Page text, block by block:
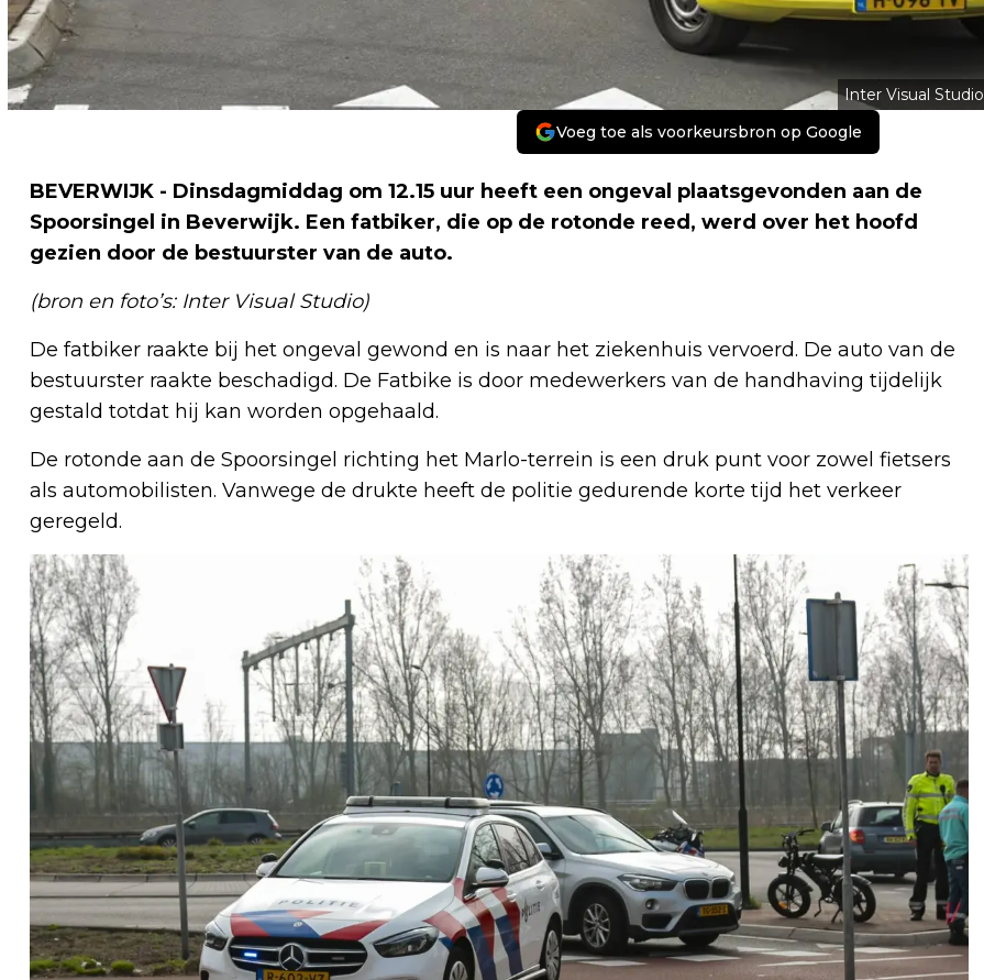
Inter Visual Studio
Voeg toe als voorkeursbron op Google
BEVERWIJK - Dinsdagmiddag om 12.15 uur heeft een ongeval plaatsgevonden aan de
Spoorsingel in Beverwijk. Een fatbiker, die op de rotonde reed, werd over het hoofd
gezien door de bestuurster van de auto.
(bron en foto’s: Inter Visual Studio)
De fatbiker raakte bij het ongeval gewond en is naar het ziekenhuis vervoerd. De auto van de
bestuurster raakte beschadigd. De Fatbike is door medewerkers van de handhaving tijdelijk
gestald totdat hij kan worden opgehaald.
De rotonde aan de Spoorsingel richting het Marlo-terrein is een druk punt voor zowel fietsers
als automobilisten. Vanwege de drukte heeft de politie gedurende korte tijd het verkeer
geregeld.